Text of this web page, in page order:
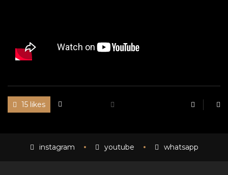
15 likes
instagram youtube whatsapp